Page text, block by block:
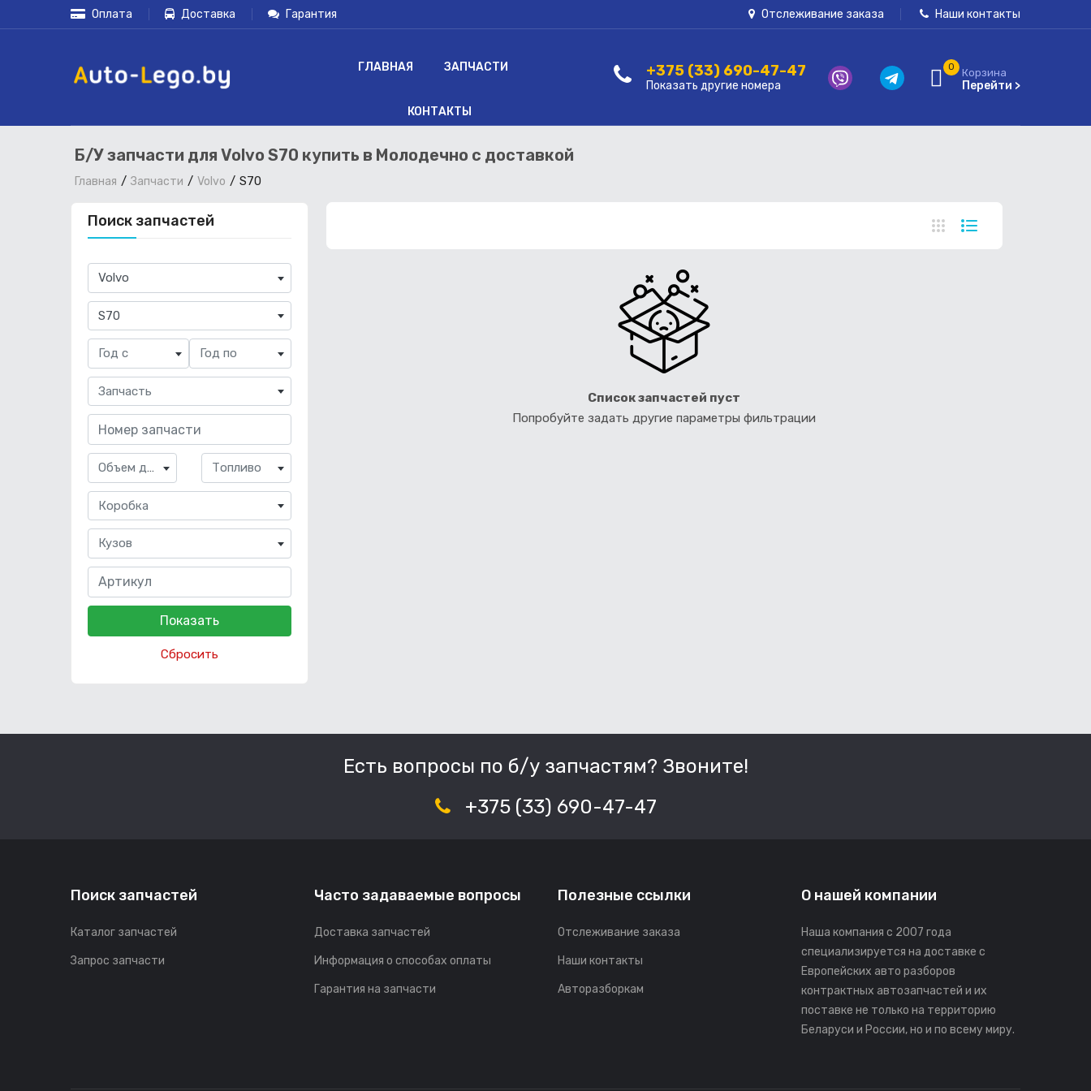
Оплата Доставка Гарантия Отслеживание заказа Наши контакты
ГЛАВНАЯ ЗАПЧАСТИ
КОНТАКТЫ
+375 (33) 690-47-47
Показать другие номера
0 Корзина
Перейти >
Б/У запчасти для Volvo S70 купить в Молодечно с доставкой
Главная Запчасти Volvo S70
Поиск запчастей
×
Volvo
×
S70
Год с Год по
Запчасть
Объем двигателя Топливо
Коробка
Кузов
Сбросить
Список запчастей пуст
Попробуйте задать другие параметры фильтрации
Есть вопросы по б/у запчастям? Звоните!
+375 (33) 690-47-47
Поиск запчастей
Каталог запчастей
Запрос запчасти
Часто задаваемые вопросы
Доставка запчастей
Информация о способах оплаты
Гарантия на запчасти
Полезные ссылки
Отслеживание заказа
Наши контакты
Авторазборкам
О нашей компании
Наша компания с 2007 года
специализируется на доставке с
Европейских авто разборов
контрактных автозапчастей и их
поставке не только на территорию
Беларуси и России, но и по всему миру.